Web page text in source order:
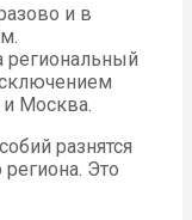
и в
региональный
Москва.
разнятся
Это